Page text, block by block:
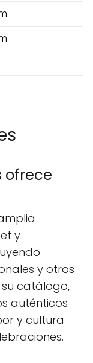
ofrece
y
y otros
su catálogo,
auténticos
y cultura